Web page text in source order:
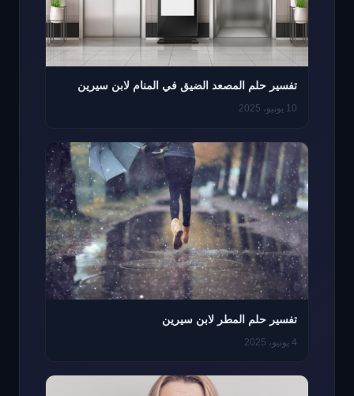
تفسير حلم المصعد الضيق في المنام لابن سيرين
10 يونيو، 2025
تفسير حلم المطر لابن سيرين
4 يونيو، 2025